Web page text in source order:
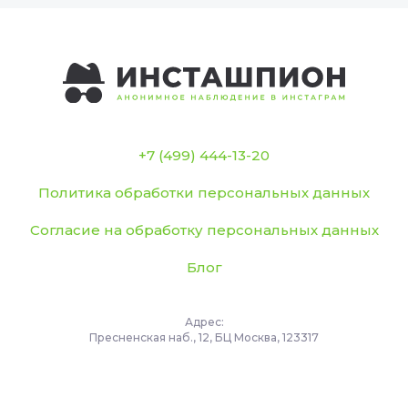
+7 (499) 444-13-20
Политика обработки персональных данных
Согласие на обработку персональных данных
Блог
Адрес:
Пресненская наб., 12, БЦ Москва, 123317